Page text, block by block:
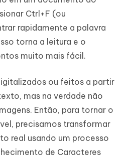
Ctrl+F (ou
rapidamente a palavra
torna a leitura e o
muito mais fácil.
ou feitos a partir
mas na verdade não
Então, para tornar o
precisamos transformar
real usando um processo
de Caracteres